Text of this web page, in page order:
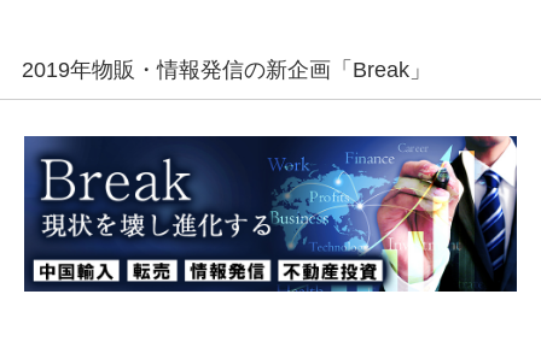
2019年物販・情報発信の新企画「Break」